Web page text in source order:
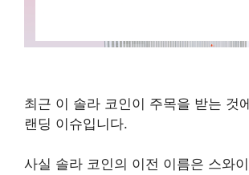
최근 이 솔라 코인이 주목을 받는 것
랜딩 이슈입니다.
사실 솔라 코인의 이전 이름은 스와